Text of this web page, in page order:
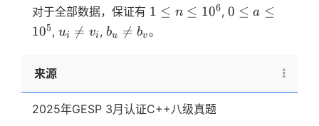
1
1
e
e
q
对于全部数据，保证有 1
n
1 ≤ n ≤ 106, 0
0 ≤ a ≤
105, u_i
ui 
= vi ,b_u
bu 
= bv。
来源
2025年GESP 3月认证C++八级真题